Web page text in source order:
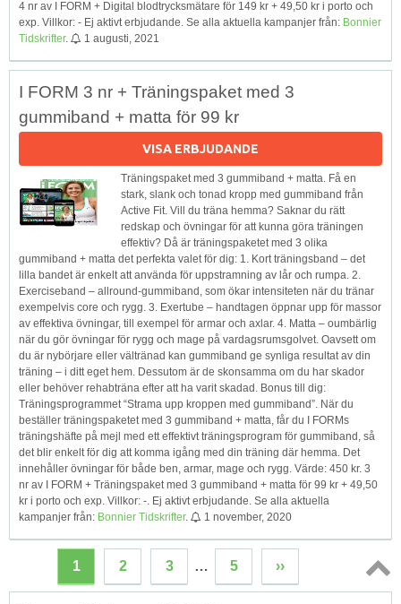
4 nr av I FORM + Digital blodtrycksmätare för 149 kr + 49,50 kr i porto och
exp. Villkor: - Ej aktivt erbjudande. Se alla aktuella kampanjer från: Bonnier
Tidskrifter. 1 augusti, 2021
I FORM 3 nr + Träningspaket med 3
gummiband + matta för 99 kr
VISA ERBJUDANDE
Träningspaket med 3 gummiband + matta. Få en
stark, slank och tonad kropp med gummiband från
Active Fit. Vill du träna hemma? Saknar du rätt
redskap och övningar för att kunna göra träningen
effektiv? Då är träningspaketet med 3 olika
gummiband + matta det perfekta valet för dig: 1. Kort träningsband – det
lilla bandet är enkelt att använda för uppstramning av lår och rumpa. 2.
Exerciseband – allround-gummiband, som ökar intensiteten när du tränar
exempelvis core och rygg. 3. Exertube – handtagen öppnar upp för massor
av effektiva övningar, till exempel för armar och axlar. 4. Matta – oumbärlig
när du gör övningar för rygg och mage på vardagsrumsgolvet. Oavsett om
du är nybörjare eller vältränad kan gummiband ge synliga resultat av din
träning – i ditt eget hem. Dessutom är de skonsamma om du har skador
eller behöver rehabträna efter att ha varit skadad. Bonus till dig:
Träningsprogrammet “Strama upp kroppen med gummiband”. När du
beställer träningspaketet med 3 gummiband + matta, får du I FORMs
träningshäfte på mejl med ett effektivt träningsprogram för gummiband, så
det blir enkelt för dig att komma igång med din träning där hemma. Det
innehåller övningar för både ben, armar, mage och rygg. Värde: 450 kr. 3
nr av I FORM + Träningspaket med 3 gummiband + matta för 99 kr + 49,50
kr i porto och exp. Villkor: -. Ej aktivt erbjudande. Se alla aktuella
kampanjer från: Bonnier Tidskrifter. 1 november, 2020
1 2 3 … 5 ››